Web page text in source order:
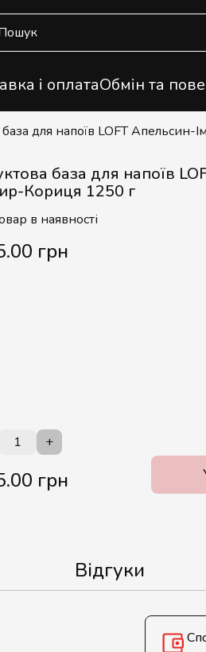
і оплатаОбмін та
для напоїв LOFT
база для напоїв
Кориця 1250 г
в наявності
грн
+
грн
Відгуки